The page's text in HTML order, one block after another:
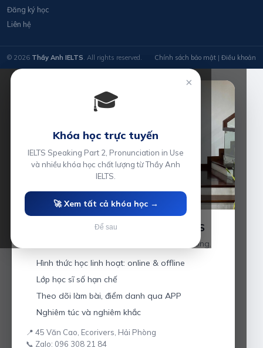
Đăng ký học
Liên hệ
© 2026 Thầy Anh IELTS. All rights reserved. Chính sách bảo mật | Điều khoản
Luyện thi IELTS cùng Thầy Anh IELTS
Giáo viên hơn 10 năm kinh nghiệm tại Hải Phòng.
Hình thức học linh hoạt: online & offline
Lớp học sĩ số hạn chế
Theo dõi làm bài, điểm danh qua APP
Nghiêm túc và nghiêm khắc
📍 45 Văn Cao, Ecorivers, Hải Phòng
📞 Zalo: 096 308 21 84
×
🎓
Khóa học trực tuyến
IELTS Speaking Part 2, Pronunciation in Use
và nhiều khóa học chất lượng từ Thầy Anh
IELTS.
🚀 Xem tất cả khóa học →
Để sau